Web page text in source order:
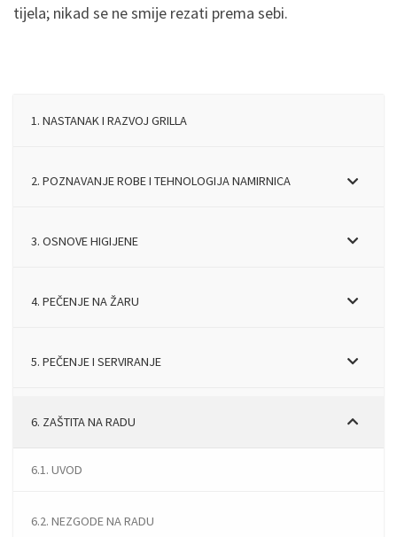
tijela; nikad se ne smije rezati prema sebi.
1. NASTANAK I RAZVOJ GRILLA
2. POZNAVANJE ROBE I TEHNOLOGIJA NAMIRNICA
3. OSNOVE HIGIJENE
4. PEČENJE NA ŽARU
5. PEČENJE I SERVIRANJE
6. ZAŠTITA NA RADU
6.1. UVOD
6.2. NEZGODE NA RADU